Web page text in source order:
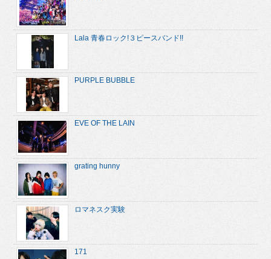
Lala 青春ロック!３ピースバンド!!
PURPLE BUBBLE
EVE OF THE LAIN
grating hunny
ロマネスク実験
171